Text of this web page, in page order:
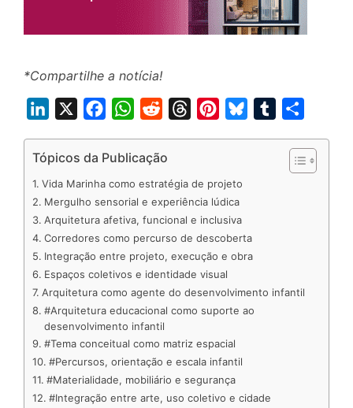
*Compartilhe a notícia!
n
e
d
I
n
c
b
o
o
k
W
a
s
A
p
p
d
i
t
a
d
s
e
r
e
s
y
a
r
Tópicos da Publicação
Vida Marinha como estratégia de projeto
Mergulho sensorial e experiência lúdica
Arquitetura afetiva, funcional e inclusiva
Corredores como percurso de descoberta
Integração entre projeto, execução e obra
Espaços coletivos e identidade visual
Arquitetura como agente do desenvolvimento infantil
#Arquitetura educacional como suporte ao
desenvolvimento infantil
#Tema conceitual como matriz espacial
#Percursos, orientação e escala infantil
#Materialidade, mobiliário e segurança
#Integração entre arte, uso coletivo e cidade